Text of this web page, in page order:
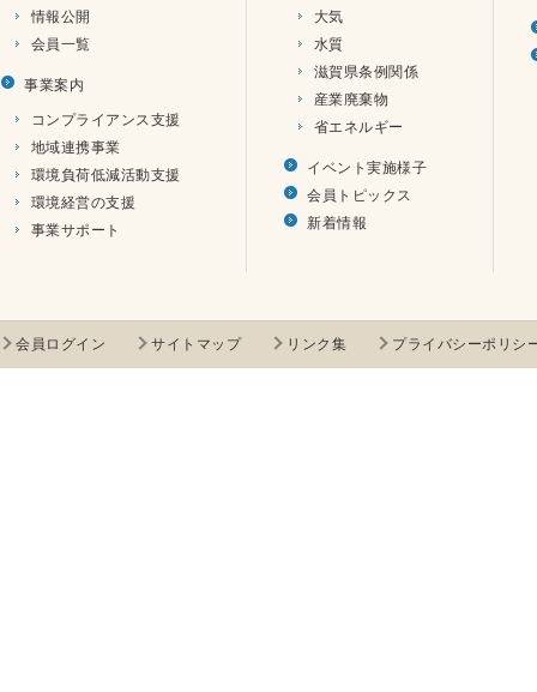
情報公開
会員一覧
事業案内
コンプライアンス支援
地域連携事業
環境負荷低減活動支援
環境経営の支援
事業サポート
大気
水質
滋賀県条例関係
産業廃棄物
省エネルギー
イベント実施様子
会員トピックス
新着情報
会員ログイン サイトマップ リンク集 プライバシーポリシ